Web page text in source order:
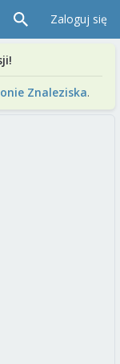
Zaloguj się
Znaleziska.